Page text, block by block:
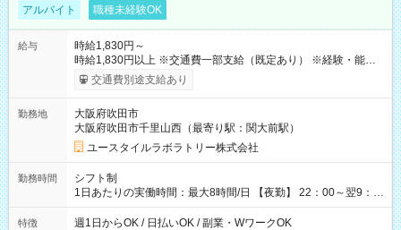
アルバイト 職種未経験OK
給与
時給1,830円～
時給1,830円以上 ※交通費一部支給（既定あり） ※経験・能力を
考慮して決定します 【収入例】 週1回勤務の場合：1,830円×8時
間×4回=5万8,560円 週3回勤務の場合：1,830円×8時間×12回
月 ※ 雇用形態と給与に、本採用時と異なる部分があります。 雇
用形態：本採用時と同じです。 給与：時給 1,610円以上
交通費別途支給あり
勤務地
大阪府吹田市
大阪府吹田市千里山西（最寄り駅：関大前駅）
ユースタイルラボラトリー株式会社
勤務時間
シフト制
1日あたりの実働時間：最大8時間/日 【夜勤】 22：00～翌9：
00 ※週1日～OK ／ 夜勤専従 ＊＊ 勤務時間例 ＊＊ ■22時か
ら翌7時 ■23時から翌8時 ■24時から翌9時 など ※上記の時間
特徴 週1日からOK / 日払いOK / 副業・WワークOK